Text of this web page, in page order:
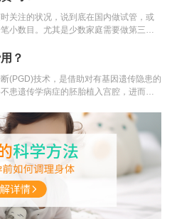
关注的状况，说到底在国内做试管，或
小数目。尤其是少数家庭需要做第三代
？
(PGD)技术，是借助对有基因遗传隐患的
患遗传学病症的胚胎植入宫腔，进而得